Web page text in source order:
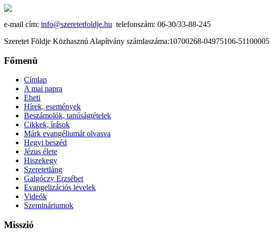
e-mail cím: info@szeretetfoldje.hu telefonszám: 06-30/33-88-245
Szeretet Földje Közhasznú Alapítvány számlaszáma:10700268-04975106-51100005
Főmenü
Címlap
A mai napra
Eheti
Hírek, események
Beszámolók, tanúságtételek
Cikkek, írások
Márk evangéliumát olvasva
Hegyi beszéd
Jézus élete
Hiszekegy
Szeretetláng
Galgóczy Erzsébet
Evangelizációs levelek
Videók
Szemináriumok
Misszió